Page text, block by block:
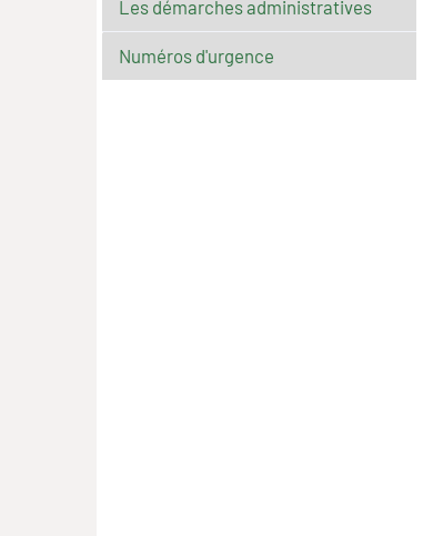
Les démarches administratives
Numéros d'urgence